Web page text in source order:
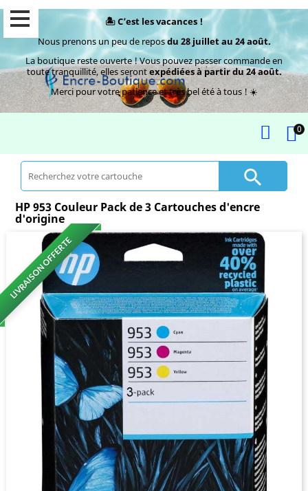
🏝️ C’est les vacances !
Nous prenons un peu de reposdu 28 juillet au 24 août.
La boutique reste ouverte ! Vous pouvez passer commande en
toute tranquillité, elles serontexpédiées à partir du 24 août.
Merci pour votre patience et très bel été à tous ! ☀️
0

HP 953 Couleur Pack de 3 Cartouches d'encre
d'origine
LIVRAISON OFFERTE